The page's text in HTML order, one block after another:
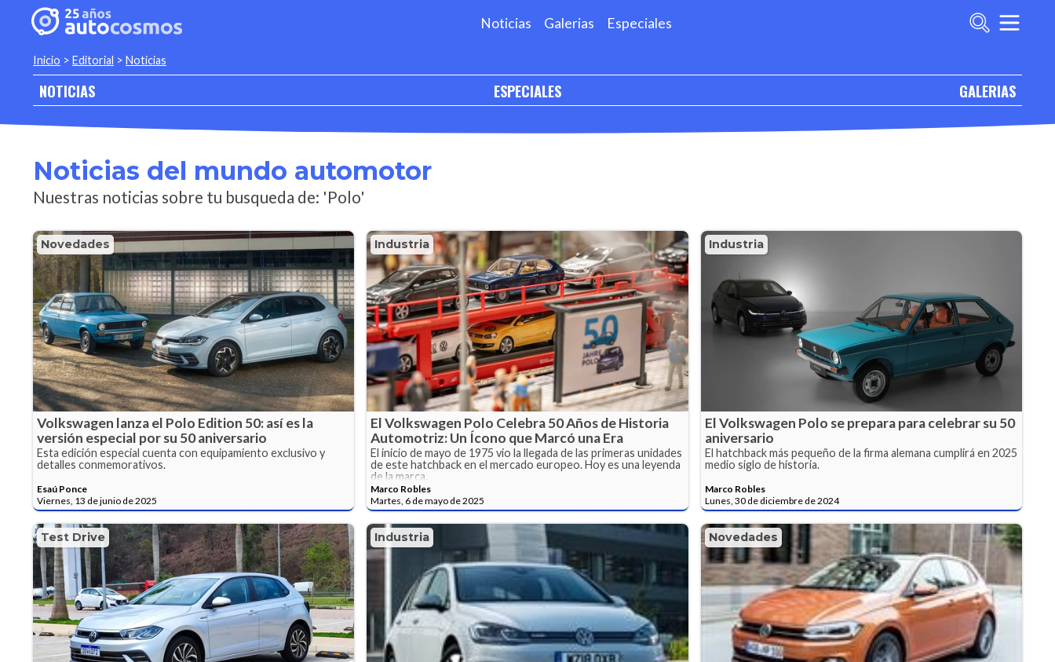
Noticias Galerias Especiales
Inicio > Editorial > Noticias
NOTICIAS ESPECIALES GALERIAS
Noticias del mundo automotor
Nuestras noticias sobre tu busqueda de: 'Polo'
Novedades
Volkswagen lanza el Polo Edition 50: así es la
versión especial por su 50 aniversario
Esta edición especial cuenta con equipamiento exclusivo y
detalles conmemorativos.
Esaú Ponce
Viernes, 13 de junio de 2025
Industria
El Volkswagen Polo Celebra 50 Años de Historia
Automotriz: Un Ícono que Marcó una Era
El inicio de mayo de 1975 vio la llegada de las primeras unidades
de este hatchback en el mercado europeo. Hoy es una leyenda
de la marca.
Marco Robles
Martes, 6 de mayo de 2025
Industria
El Volkswagen Polo se prepara para celebrar su 50
aniversario
El hatchback más pequeño de la firma alemana cumplirá en 2025
medio siglo de historia.
Marco Robles
Lunes, 30 de diciembre de 2024
Test Drive Industria Novedades